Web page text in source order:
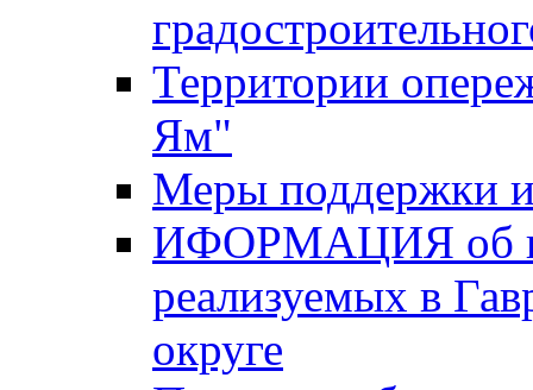
Территории
Ям"
Меры поддержки
ИФОРМАЦИЯ об
реализуемых в
округе